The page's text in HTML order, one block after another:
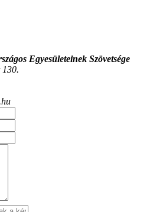
Egyesületeinek Szövetsége
130.